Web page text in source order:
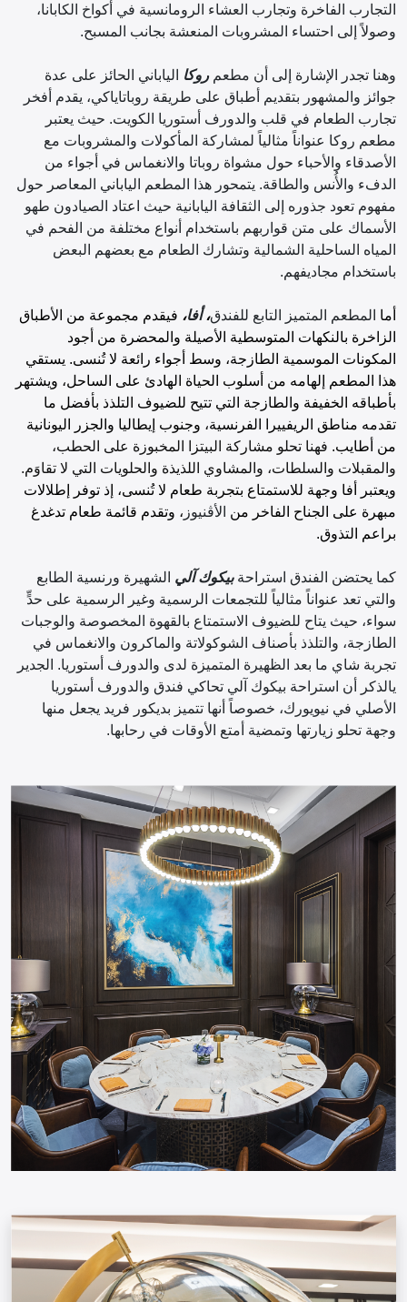
التجارب الفاخرة وتجارب العشاء الرومانسية في أكواخ الكابانا،
وصولاً إلى احتساء المشروبات المنعشة بجانب المسبح.
وهنا تجدر الإشارة إلى أن مطعمروكا
الياباني الحائز على عدة
جوائز والمشهور بتقديم أطباق على طريقة روباتاياكي، يقدم أفخر
تجارب الطعام في قلب والدورف أستوريا الكويت. حيث يعتبر
مطعم روكا عنواناً مثالياً لمشاركة المأكولات والمشروبات مع
الأصدقاء والأحباء حول مشواة روباتا والانغماس في أجواء من
الدفء والأُنس والطاقة. يتمحور هذا المطعم الياباني المعاصر حول
مفهوم تعود جذوره إلى الثقافة اليابانية حيث اعتاد الصيادون طهو
الأسماك على متن قواربهم باستخدام أنواع مختلفة من الفحم في
المياه الساحلية الشمالية وتشارك الطعام مع بعضهم البعض
باستخدام مجاديفهم.
أما المطعم المتميز التابع للفندق، أفا، فيقدم مجموعة من الأطباق
الزاخرة بالنكهات المتوسطية الأصيلة والمحضرة من أجود
المكونات الموسمية الطازجة، وسط أجواء رائعة لا تُنسى. يستقي
هذا المطعم إلهامه من أسلوب الحياة الهادئ على الساحل، ويشتهر
بأطباقه الخفيفة والطازجة التي تتيح للضيوف التلذذ بأفضل ما
تقدمه مناطق الريفييرا الفرنسية، وجنوب إيطاليا والجزر اليونانية
من أطايب. فهنا تحلو مشاركة البيتزا المخبوزة على الحطب،
والمقبلات والسلطات، والمشاوي اللذيذة والحلويات التي لا تقاوَم.
ويعتبر أفا وجهة للاستمتاع بتجربة طعام لا تُنسى، إذ توفر إطلالات
مبهرة على الجناح الفاخر من الأڤنيوز ، وتقدم قائمة طعام تدغدغ
براعم التذوق.
كما يحتضن الفندق استراحةبيكوك آلي الشهيرة ورنسية الطابع
والتي تعد عنواناً مثالياً للتجمعات الرسمية وغير الرسمية على حدٍّ
سواء، حيث يتاح للضيوف الاستمتاع بالقهوة المخصوصة والوجبات
الطازجة، والتلذذ بأصناف الشوكولاتة والماكرون والانغماس في
تجربة شاي ما بعد الظهيرة المتميزة لدى والدورف أستوريا. الجدير
يالذكر أن استراحة بيكوك آلي تحاكي فندق والدورف أستوريا
الأصلي في نيويورك، خصوصاً أنها تتميز بديكور فريد يجعل منها
وجهة تحلو زيارتها وتمضية أمتع الأوقات في رحابها.